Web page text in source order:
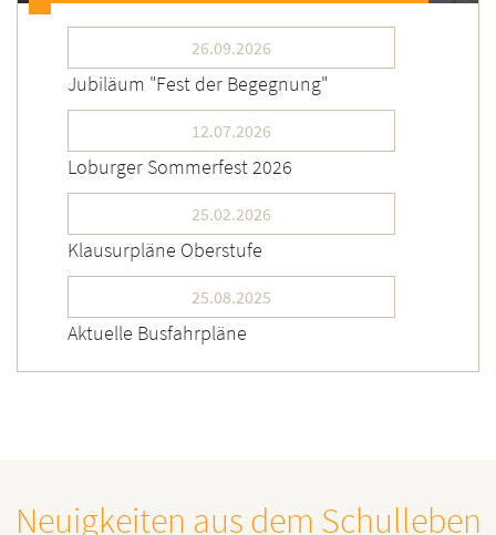
26.09.2026
Jubiläum "Fest der Begegnung"
12.07.2026
Loburger Sommerfest 2026
25.02.2026
Klausurpläne Oberstufe
25.08.2025
Aktuelle Busfahrpläne
Neuigkeiten aus dem Schulleben